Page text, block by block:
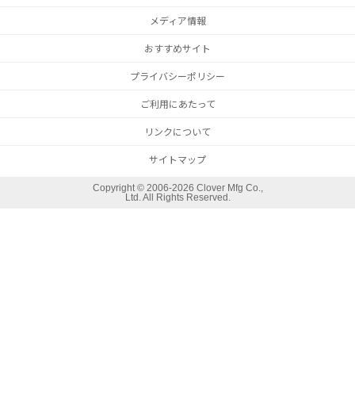
メディア情報
おすすめサイト
プライバシーポリシー
ご利用にあたって
リンクについて
サイトマップ
Copyright © 2006-2026 Clover Mfg Co.,
Ltd. All Rights Reserved.